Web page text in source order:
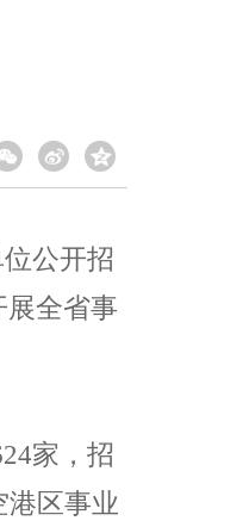
公开招
全省事
家，招
港区事业